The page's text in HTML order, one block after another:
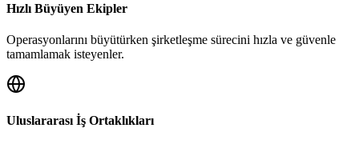
Hızlı Büyüyen Ekipler
Operasyonlarını büyütürken şirketleşme sürecini hızla ve güvenle
tamamlamak isteyenler.
Uluslararası İş Ortaklıkları